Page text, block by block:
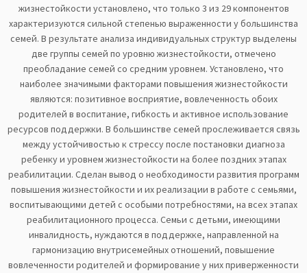
жизнестойкости установлено, что только 3 из 29 компонентов
характеризуются сильной степенью выраженности у большинства
семей. В результате анализа индивидуальных структур выделены
две группы семей по уровню жизнестойкости, отмечено
преобладание семей со средним уровнем. Установлено, что
наиболее значимыми факторами повышения жизнестойкости
являются: позитивное восприятие, вовлеченность обоих
родителей в воспитание, гибкость и активное использование
ресурсов поддержки. В большинстве семей прослеживается связь
между устойчивостью к стрессу после постановки диагноза
ребенку и уровнем жизнестойкости на более поздних этапах
реабилитации. Сделан вывод о необходимости развития программ
повышения жизнестойкости и их реализации в работе с семьями,
воспитывающими детей с особыми потребностями, на всех этапах
реабилитационного процесса. Семьи с детьми, имеющими
инвалидность, нуждаются в поддержке, направленной на
гармонизацию внутрисемейных отношений, повышение
вовлеченности родителей и формирование у них приверженности